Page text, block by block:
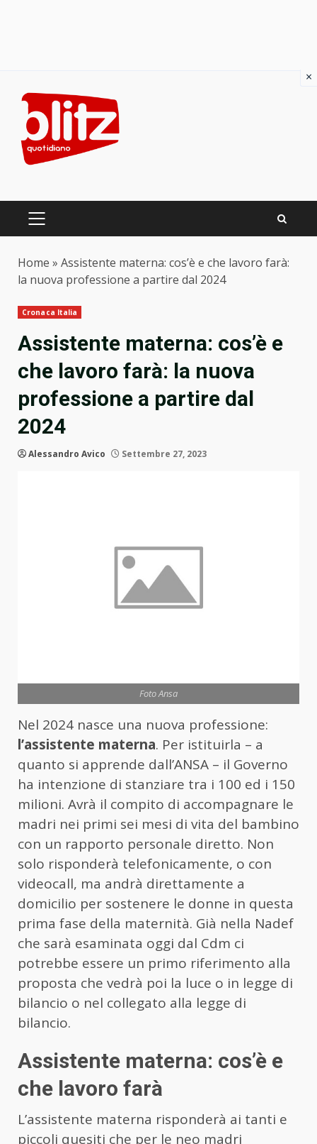
content
PRIMARY
Home » Assistente materna: cos’è e che lavoro farà:
la nuova professione a partire dal 2024
Cronaca Italia
Assistente materna: cos’è e
che lavoro farà: la nuova
professione a partire dal
2024
Alessandro Avico Settembre 27, 2023
Foto Ansa
Nel 2024 nasce una nuova professione:
l’assistente materna. Per istituirla – a
quanto si apprende dall’ANSA – il Governo
ha intenzione di stanziare tra i 100 ed i 150
milioni. Avrà il compito di accompagnare le
madri nei primi sei mesi di vita del bambino
con un rapporto personale diretto. Non
solo risponderà telefonicamente, o con
videocall, ma andrà direttamente a
domicilio per sostenere le donne in questa
prima fase della maternità. Già nella Nadef
che sarà esaminata oggi dal Cdm ci
potrebbe essere un primo riferimento alla
proposta che vedrà poi la luce o in legge di
bilancio o nel collegato alla legge di
bilancio.
Assistente materna: cos’è e
che lavoro farà
L’assistente materna risponderà ai tanti e
piccoli quesiti che per le neo madri
×